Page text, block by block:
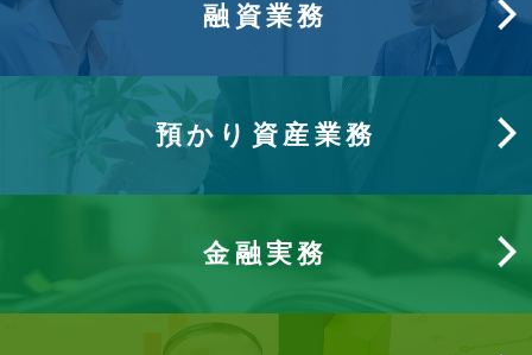
融資業務
預かり資産業務
金融実務